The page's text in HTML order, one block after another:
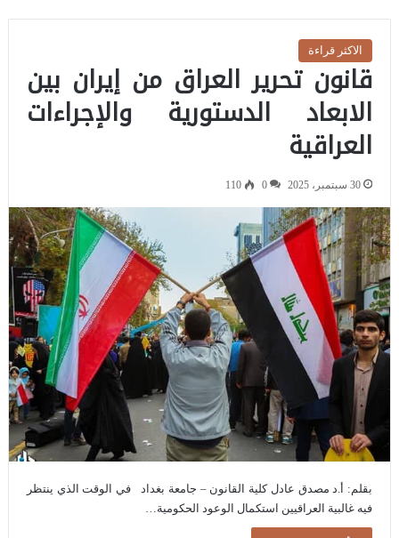
الاكثر قراءة
قانون تحرير العراق من إيران بين
الابعاد الدستورية والإجراءات
العراقية
30 سبتمبر، 2025 0
110
بقلم: أ.د مصدق عادل كلية القانون – جامعة بغداد في الوقت الذي ينتظر
فيه غالبية العراقيين استكمال الوعود الحكومية…